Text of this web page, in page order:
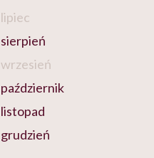
lipiec
sierpień
wrzesień
październik
listopad
grudzień